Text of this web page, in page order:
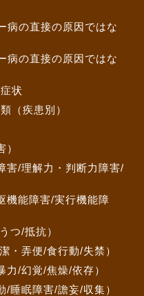
病の直接の原因ではな
病の直接の原因ではな
状
（疾患別）
害/理解力・判断力障害/
機能障害/実行機能障
つ/抵抗）
・弄便/食行動/失禁）
/幻覚/焦燥/依存）
睡眠障害/譫妄/収集）